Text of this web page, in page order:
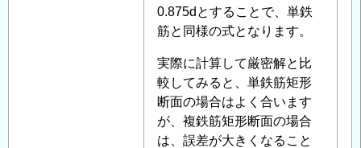
0.875dとすることで、単鉄
筋と同様の式となります。
実際に計算して厳密解と比
較してみると、単鉄筋矩形
断面の場合はよく合います
が、複鉄筋矩形断面の場合
は、誤差が大きくなること